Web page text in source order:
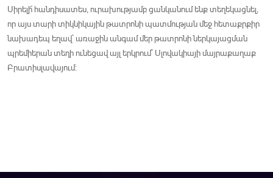
Սիրելի՜ հանդիսատես, ուրախությամբ ցանկանում ենք տեղեկացնել,
որ այս տարի տիկնիկային թատրոնի պատմության մեջ հետաքրքիր
նախադեպ եղավ` առաջին անգամ մեր թատրոնի ներկայացման
պրեմիերան տեղի ունեցավ այլ երկրում` Սլովակիայի մայրաքաղաք
Բրատիսլավայում: